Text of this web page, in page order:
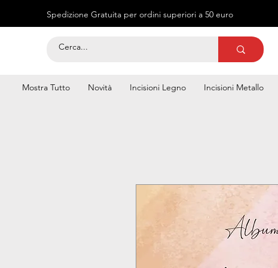
Spedizione Gratuita per ordini superiori a 50 euro
Mostra Tutto Novità Incisioni Legno Incisioni Metallo